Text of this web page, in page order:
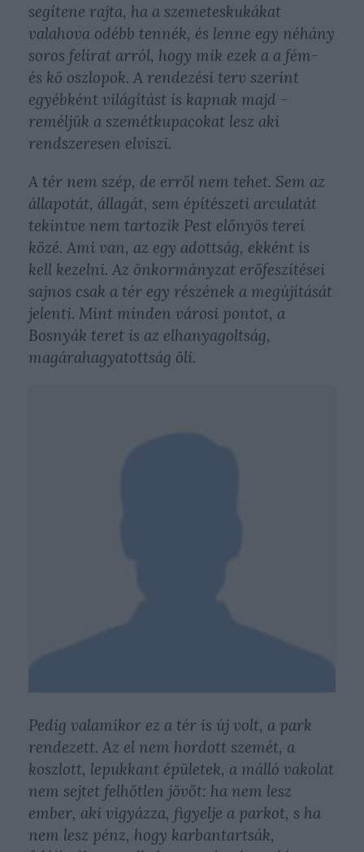
segítene rajta, ha a szemeteskukákat
valahova odébb tennék, és lenne egy néhány
soros felirat arról, hogy mik ezek a a fém-
és kő oszlopok. A rendezési terv szerint
egyébként világítást is kapnak majd -
reméljük a szemétkupacokat lesz aki
rendszeresen elviszi.
A tér nem szép, de erről nem tehet. Sem az
állapotát, állagát, sem építészeti arculatát
tekintve nem tartozik Pest előnyös terei
közé. Ami van, az egy adottság, ekként is
kell kezelni. Az önkormányzat erőfeszítései
sajnos csak a tér egy részének a megújítását
jelenti. Mint minden városi pontot, a
Bosnyák teret is az elhanyagoltság,
magárahagyatottság öli.
Pedig valamikor ez a tér is új volt, a park
rendezett. Az el nem hordott szemét, a
koszlott, lepukkant épületek, a málló vakolat
nem sejtet felhőtlen jövőt: ha nem lesz
ember, aki vigyázza, figyelje a parkot, s ha
nem lesz pénz, hogy karbantartsák,